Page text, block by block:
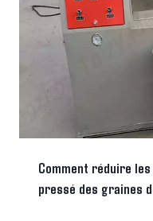
Comment réduire
pressé des graines